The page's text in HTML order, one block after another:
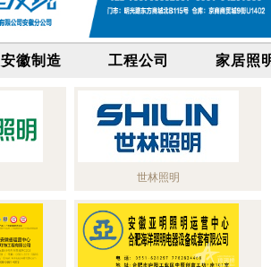
安徽制造 工程公司 家居照
世林照明